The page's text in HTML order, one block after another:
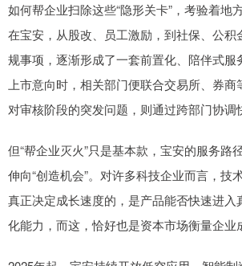
如何帮企业扫除这些“隐形关卡”，考验着地
在宝安，从股改、员工激励，到社保、公积
规事项，逐渐形成了一套前置化、陪伴式服
上市意向时，相关部门便联合交易所、券
对审核阶段的突发问题，则通过跨部门协调
但“帮企业灭火”只是基本款，宝安的服务路
伸向“创造机会”。对许多科技企业而言，技
真正决定成长速度的，是产品能否快速进入
化能力，而这，恰好也是资本市场衡量企业